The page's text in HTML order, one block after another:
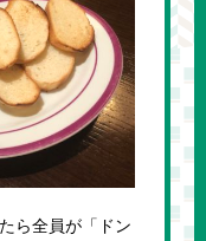
ら全員が「ドン